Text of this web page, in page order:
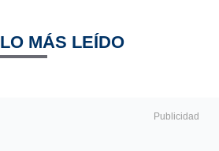
LO MÁS LEÍDO